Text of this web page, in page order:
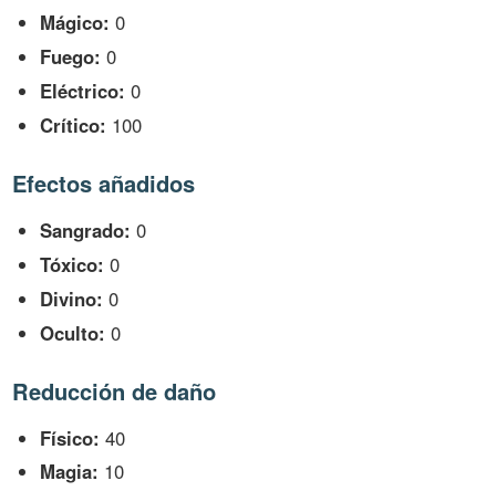
Mágico: 0
Fuego: 0
Eléctrico: 0
Crítico: 100
Efectos añadidos
Sangrado: 0
Tóxico: 0
Divino: 0
Oculto: 0
Reducción de daño
Físico: 40
Magia: 10